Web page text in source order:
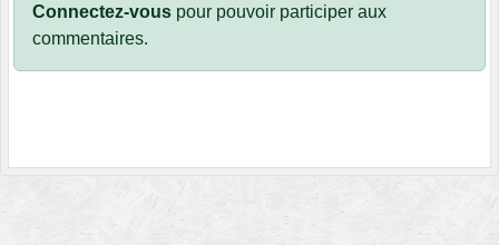
Connectez-vous pour pouvoir participer aux
commentaires.